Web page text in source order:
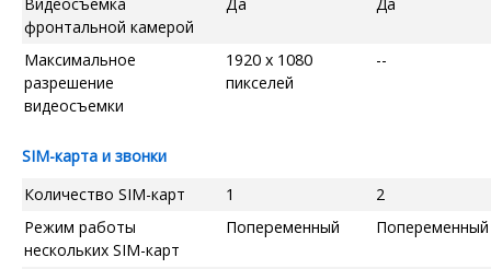
фронтальной камерой
Максимальное
разрешение
видеосъемки
1920 x 1080
пикселей
--
SIM-карта и звонки
Количество SIM-карт
1
2
Режим работы
нескольких SIM-карт
Попеременный Попеременный